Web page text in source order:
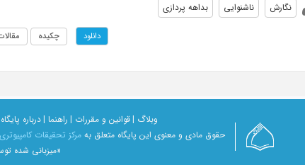
نگارش ناشنوايي بداهه پردازي
دانلود چکیده
وبلاگ |قوانین و مقررات | راهنما |درباره
حقوق مادی و معنوی اين پايگاه متعلق بهمرکز تحقیقات
«میزبانی شده